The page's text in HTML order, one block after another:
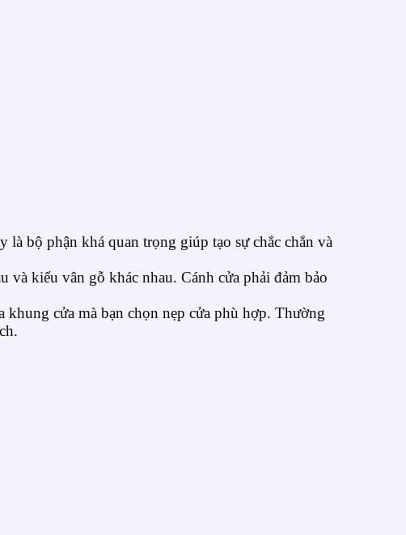
bộ phận khá quan trọng giúp tạo sự chắc chắn và
kiểu vân gỗ khác nhau. Cánh cửa phải đảm bảo
cửa mà bạn chọn nẹp cửa phù hợp. Thường